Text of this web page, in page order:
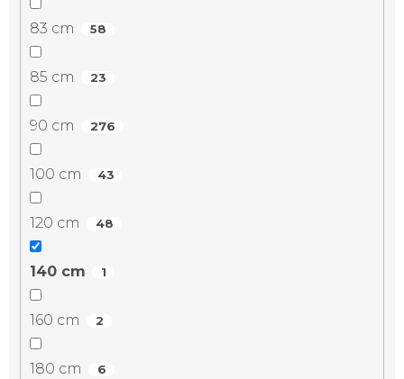
83 cm 58
85 cm 23
90 cm 276
100 cm 43
120 cm 48
140 cm 1
160 cm 2
180 cm 6